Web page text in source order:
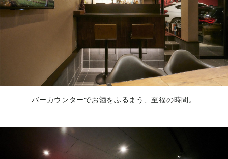
バーカウンターでお酒をふるまう、至福の時間。